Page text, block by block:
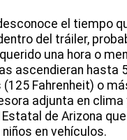
el tiempo
del tráiler,
una hora o
ascendieran hasta
Fahrenheit) o
adjunta en clima
de Arizona
niños en vehículos.